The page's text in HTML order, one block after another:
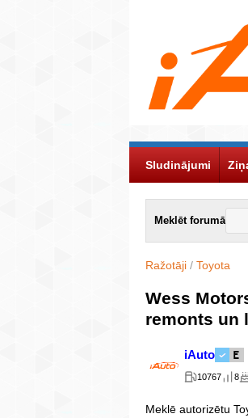
Sludinājumi
Meklēt forumā
Ražotāji / Toyota
Wess
remonts un
iAuto
10767 8
Meklē autorizētu